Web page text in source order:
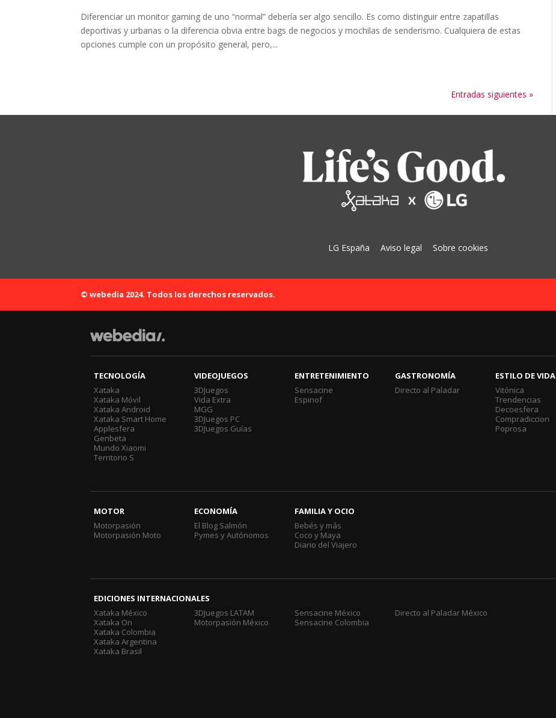
Diferenciar un monitor gaming de uno “normal” debería ser algo sencillo. Es como distinguir entre zapatillas
deportivas y urbanas o la diferencia obvia entre bags de negocios y mochilas de senderismo. Cualquiera de estas
opciones cumple con un propósito general, pero,...
Entradas siguientes »
LG España Aviso legal Sobre cookies
© webedia 2024. Todos los derechos reservados.
TECNOLOGÍA
Xataka
Xataka Móvil
Xataka Android
Xataka Smart Home
Applesfera
Genbeta
Mundo Xiaomi
Territorio S
VIDEOJUEGOS
3DJuegos
Vida Extra
MGG
3DJuegos PC
3DJuegos Guías
ENTRETENIMIENTO
Sensacine
Espinof
GASTRONOMÍA
Directo al Paladar
ESTILO DE VIDA
Vitónica
Trendencias
Decoesfera
Compradiccion
Poprosa
MOTOR
Motorpasión
Motorpasión Moto
ECONOMÍA
El Blog Salmón
Pymes y Autónomos
FAMILIA Y OCIO
Bebés y más
Coco y Maya
Diario del Viajero
EDICIONES INTERNACIONALES
Xataka México
Xataka On
Xataka Colombia
Xataka Argentina
Xataka Brasil
3DJuegos LATAM
Motorpasión México
Sensacine México
Sensacine Colombia
Directo al Paladar México